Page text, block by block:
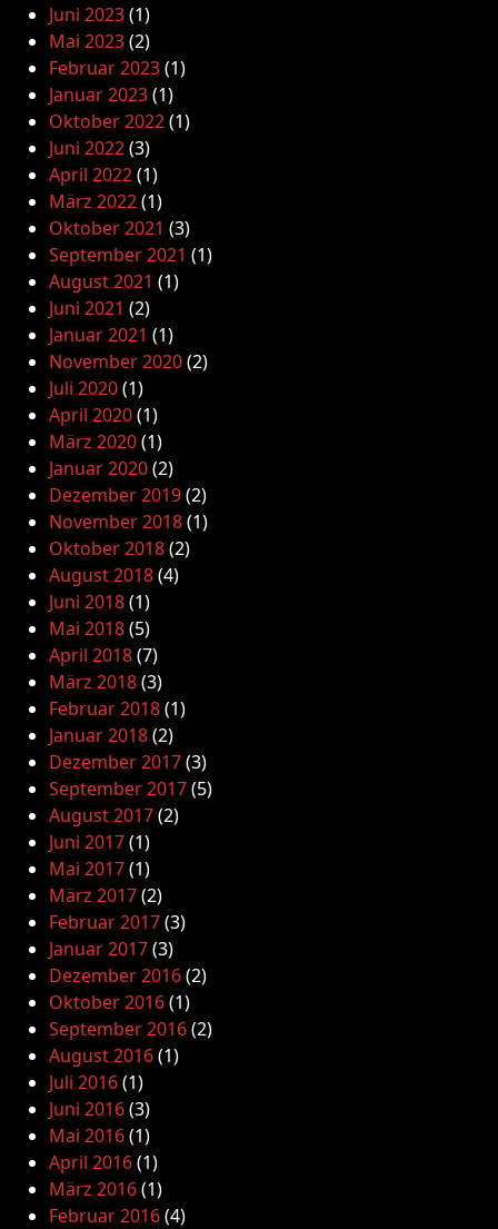
Juni 2023(1)
Mai 2023(2)
Februar 2023(1)
Januar 2023(1)
Oktober 2022(1)
Juni 2022(3)
April 2022(1)
März 2022(1)
Oktober 2021 (3)
September 2021 (1)
August 2021 (1)
Juni 2021 (2)
Januar 2021 (1)
November 2020(2)
Juli 2020(1)
April 2020(1)
März 2020(1)
Januar 2020(2)
Dezember 2019(2)
November 2018(1)
Oktober 2018(2)
August 2018(4)
Juni 2018(1)
Mai 2018(5)
April 2018(7)
März 2018(3)
Februar 2018(1)
Januar 2018(2)
Dezember 2017(3)
September 2017(5)
August 2017(2)
Juni 2017(1)
Mai 2017(1)
März 2017(2)
Februar 2017(3)
Januar 2017(3)
Dezember 2016(2)
Oktober 2016(1)
September 2016(2)
August 2016(1)
Juli 2016(1)
Juni 2016(3)
Mai 2016(1)
April 2016(1)
März 2016(1)
Februar 2016(4)